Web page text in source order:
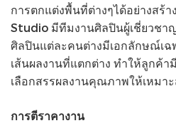
การตกแต่งพื้นที่ต่างๆได้อย่างสร้
Studio มีทีมงานศิลปินผู้เชี่ยวชา
ศิลปินแต่ละคนต่างมีเอกลักษณ์เฉ
เส้นผลงานที่แตกต่าง ทำให้ลูกค้า
เลือกสรรผลงานคุณภาพให้เหมา
การตีราคางาน